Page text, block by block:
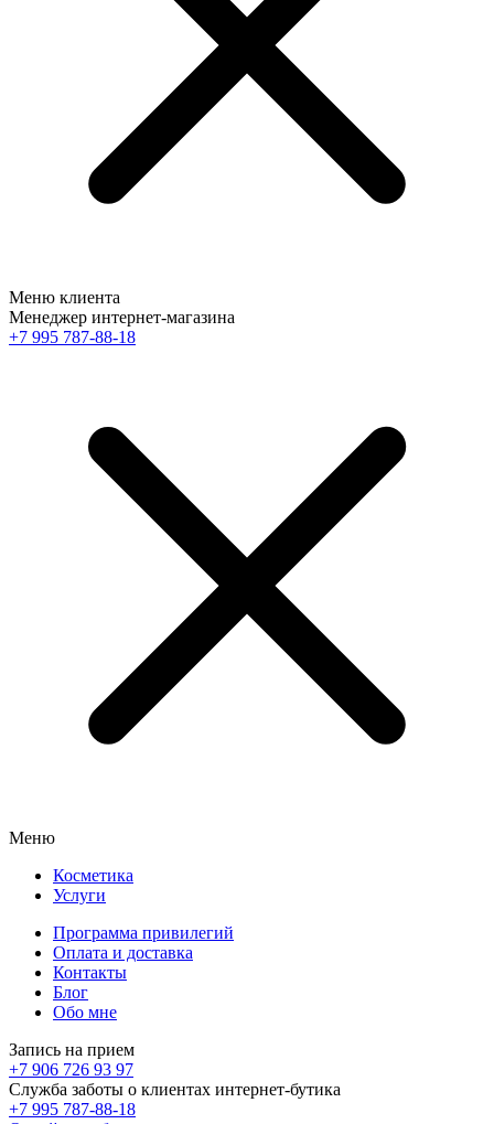
Меню клиента
Менеджер интернет-магазина
+7 995 787-88-18
Меню
Косметика
Услуги
Программа привилегий
Оплата и доставка
Контакты
Блог
Обо мне
Запись на прием
+7 906 726 93 97
Служба заботы о клиентах интернет-бутика
+7 995 787-88-18